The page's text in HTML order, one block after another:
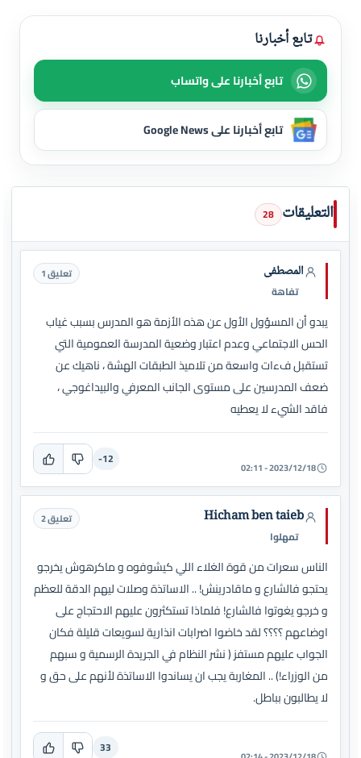
تابع أخبارنا
تابع أخبارنا على واتساب
تابع أخبارنا على Google News
التعليقات 28
المصطفى
تفاهة
تعليق 1
يبدو أن المسؤول الأول عن هذه الأزمة هو المدرس بسبب غياب
الحس الاجتماعي وعدم اعتبار وضعية المدرسة العمومية التي
تستقبل فءات واسعة من تلاميذ الطبقات الهشة ، ناهيك عن
ضعف المدرسين على مستوى الجانب المعرفي والبيداغوجي ،
فاقد الشيء لا يعطيه
2023/12/18 - 02:11
-12
Hicham ben taieb
تمهلوا
تعليق 2
الناس سعرات من قوة الغلاء اللي كيشوفوه و ماكرهوش يخرجو
يحتجو فالشارع و ماقادرينش! .. الاساتذة وصلات ليهم الدقة للعظم
و خرجو يغوتوا فالشارع! فلماذا تستكثرون عليهم الاحتجاج على
اوضاعهم ؟؟؟؟ لقد خاضوا اضرابات انذارية لسويعات قليلة فكان
الجواب عليهم مستفز ( نشر النظام في الجريدة الرسمية و سبهم
من الوزراء!) .. المغاربة يجب ان يساندوا الاساتذة لأنهم على حق و
لا يطالبون بباطل.
33